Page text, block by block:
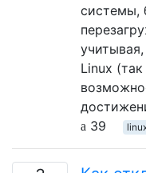
системы,
Linux
39